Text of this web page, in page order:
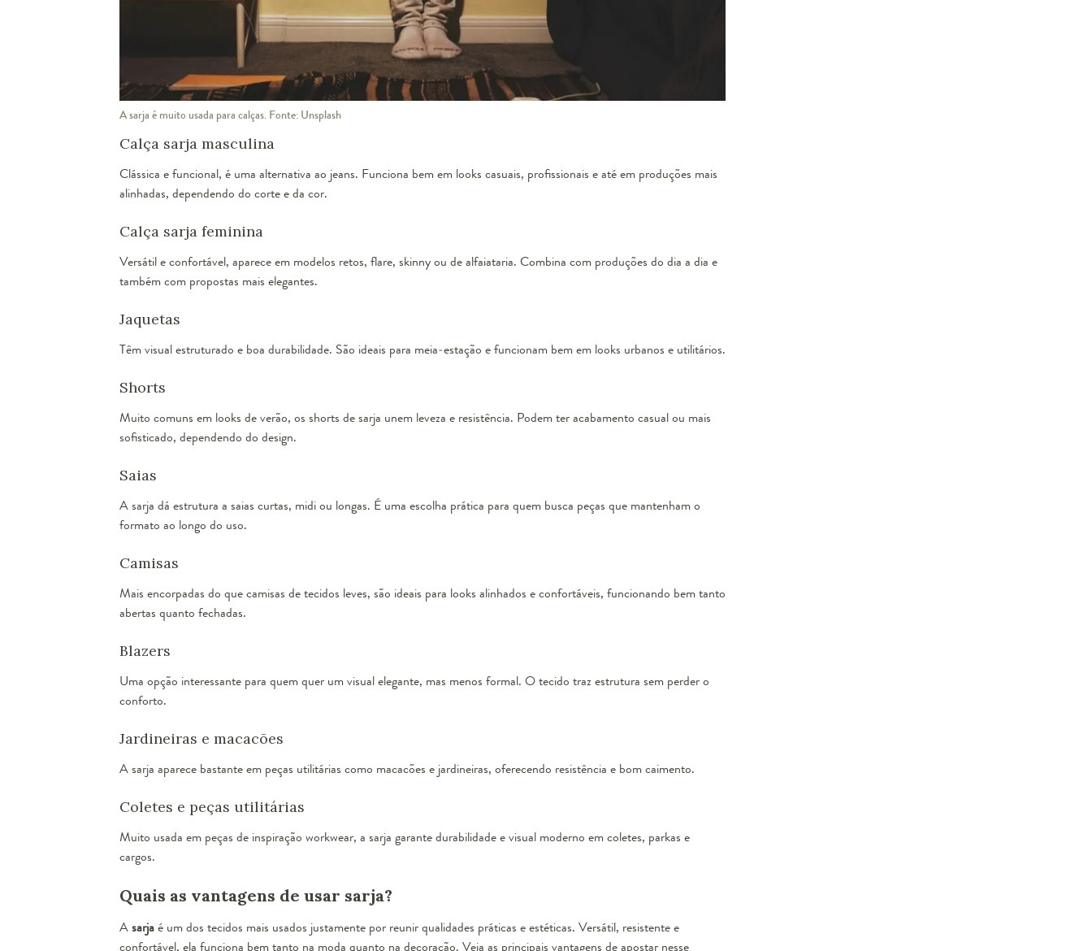
A sarja é muito usada para calças. Fonte: Unsplash
Calça sarja masculina
Clássica e funcional, é uma alternativa ao jeans. Funciona bem em looks casuais, profissionais e até em produções mais
alinhadas, dependendo do corte e da cor.
Calça sarja feminina
Versátil e confortável, aparece em modelos retos, flare, skinny ou de alfaiataria. Combina com produções do dia a dia e
também com propostas mais elegantes.
Jaquetas
Têm visual estruturado e boa durabilidade. São ideais para meia-estação e funcionam bem em looks urbanos e utilitários.
Shorts
Muito comuns em looks de verão, os shorts de sarja unem leveza e resistência. Podem ter acabamento casual ou mais
sofisticado, dependendo do design.
Saias
A sarja dá estrutura a saias curtas, midi ou longas. É uma escolha prática para quem busca peças que mantenham o
formato ao longo do uso.
Camisas
Mais encorpadas do que camisas de tecidos leves, são ideais para looks alinhados e confortáveis, funcionando bem tanto
abertas quanto fechadas.
Blazers
Uma opção interessante para quem quer um visual elegante, mas menos formal. O tecido traz estrutura sem perder o
conforto.
Jardineiras e macacões
A sarja aparece bastante em peças utilitárias como macacões e jardineiras, oferecendo resistência e bom caimento.
Coletes e peças utilitárias
Muito usada em peças de inspiração workwear, a sarja garante durabilidade e visual moderno em coletes, parkas e
cargos.
Quais as vantagens de usar sarja?
Asarjaé um dos tecidos mais usados justamente por reunir qualidades práticas e estéticas. Versátil, resistente e
confortável, ela funciona bem tanto na moda quanto na decoração. Veja as principais vantagens de apostar nesse